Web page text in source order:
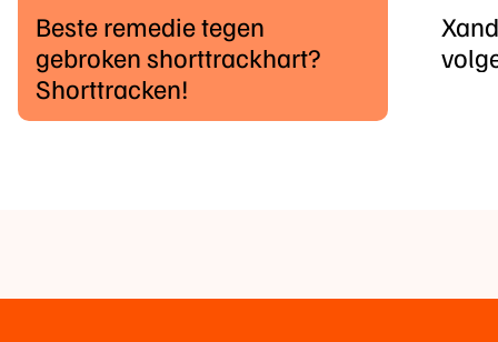
Beste remedie tegen
gebroken shorttrackhart?
Shorttracken!